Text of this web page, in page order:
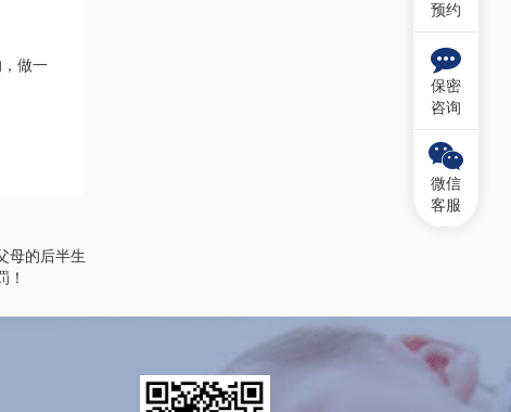
做一
母的后半生
！
预约
保密
咨询
微信
客服